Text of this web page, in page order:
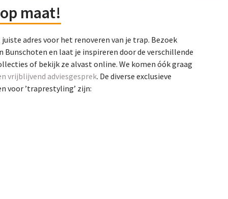
op maat!
adres voor het renoveren van je trap. Bezoek
Bunschoten en laat je inspireren door de verschillende
of bekijk ze alvast online. We komen óók graag
vrijblijvend adviesgesprek. De diverse exclusieve
voor ’traprestyling’ zijn: